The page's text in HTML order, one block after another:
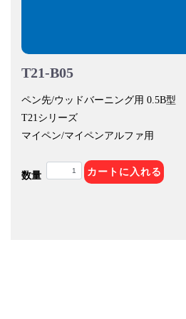
T21-B05
ペン先/ウッドバーニング用 0.5B型
T21シリーズ
マイペン/マイペンアルファ用
数量 カートに入れる